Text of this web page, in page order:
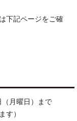
下記ページをご確
月曜日）まで
す）